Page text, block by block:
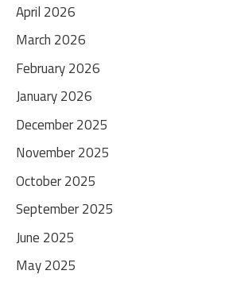
April 2026
March 2026
February 2026
January 2026
December 2025
November 2025
October 2025
September 2025
June 2025
May 2025